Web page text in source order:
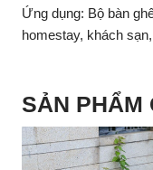
Ứng dụng: Bộ bàn
homestay, khách
SẢN PHẨM